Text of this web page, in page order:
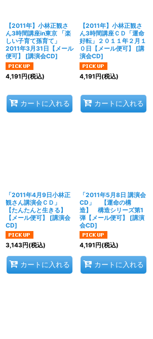
【2011年】小林正観さ
ん3時間講座in東京 「楽
しい子育て孫育て」
2011年3月31日【メール
便可】
[講演会CD]
4,191円(税込)
カートに入れる
【2011年】小林正観さ
ん3時間講座ＣＤ「運命
好転」２０１１年２月１
０日【メール便可】
[講
演会CD]
4,191円(税込)
カートに入れる
「2011年4月9日小林正
観さん講演会ＣＤ」
【たんたんと生きる】
【メール便可】
[講演会
CD]
3,143円(税込)
カートに入れる
「2011年5月8日 講演会
CD」 【運命の構
造】 構造シリーズ第1
弾【メール便可】
[講演
会CD]
4,191円(税込)
カートに入れる